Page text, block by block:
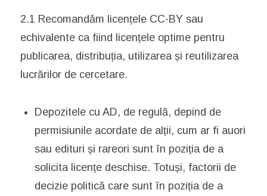
2.1 Recomandăm licențele CC-BY sau
echivalente ca fiind licențele optime pentru
publicarea, distribuția, utilizarea și reutilizarea
lucrărilor de cercetare.
Depozitele cu AD, de regulă, depind de
permisiunile acordate de alții, cum ar fi auori
sau edituri și rareori sunt în poziția de a
solicita licențe deschise. Totuși, factorii de
decizie politică care sunt în poziția de a